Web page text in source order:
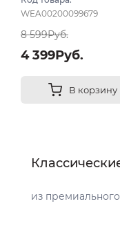
WEA00200099679
8 599Руб.
4 399Руб.
В корзину
из